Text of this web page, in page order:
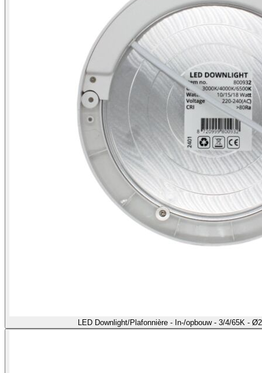
LED Downlight/Plafonnière - In-/opbouw - 3/4/65K -